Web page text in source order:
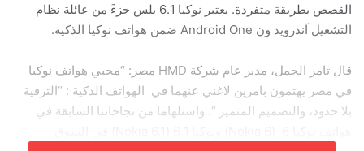
القصص بطريقة متفردة. يعتبر نوكيا 6.1 بلس جزءً من عائلة نظام
التشغيل آندرويد ون Android One ضمن هواتف نوكيا الذكية.
قال تامر الجمل، مدير عام شركة HMD مصر: “محبي هواتف نوكيا
في مصر يهتمون بامرين لاغني عنهما في الهواتف الذكية : “الترفية
بلا حدود، والتصميم المتميز “. واستلهاما من نجاحاتنا السابقة في